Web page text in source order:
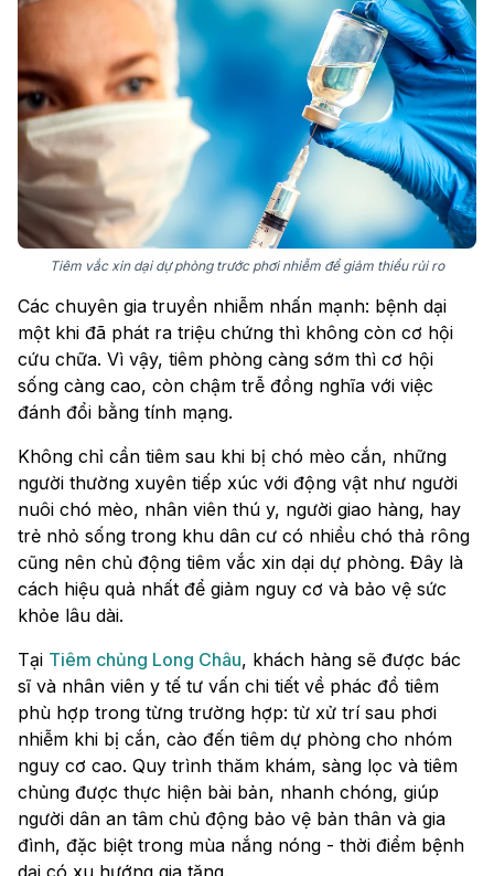
Tiêm vắc xin dại dự phòng trước phơi nhiễm để giảm thiểu rủi ro
Các chuyên gia truyền nhiễm nhấn mạnh: bệnh dại
một khi đã phát ra triệu chứng thì không còn cơ hội
cứu chữa. Vì vậy, tiêm phòng càng sớm thì cơ hội
sống càng cao, còn chậm trễ đồng nghĩa với việc
đánh đổi bằng tính mạng.
Không chỉ cần tiêm sau khi bị chó mèo cắn, những
người thường xuyên tiếp xúc với động vật như người
nuôi chó mèo, nhân viên thú y, người giao hàng, hay
trẻ nhỏ sống trong khu dân cư có nhiều chó thả rông
cũng nên chủ động tiêm vắc xin dại dự phòng. Đây là
cách hiệu quả nhất để giảm nguy cơ và bảo vệ sức
khỏe lâu dài.
Tại Tiêm chủng Long Châu, khách hàng sẽ được bác
sĩ và nhân viên y tế tư vấn chi tiết về phác đồ tiêm
phù hợp trong từng trường hợp: từ xử trí sau phơi
nhiễm khi bị cắn, cào đến tiêm dự phòng cho nhóm
nguy cơ cao. Quy trình thăm khám, sàng lọc và tiêm
chủng được thực hiện bài bản, nhanh chóng, giúp
người dân an tâm chủ động bảo vệ bản thân và gia
đình, đặc biệt trong mùa nắng nóng - thời điểm bệnh